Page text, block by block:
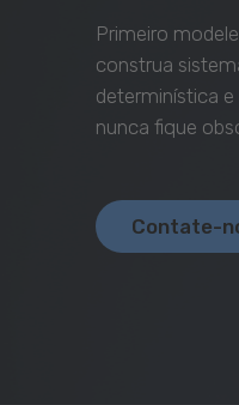
Primeiro
construa
determinística
nunca fique
Contate-